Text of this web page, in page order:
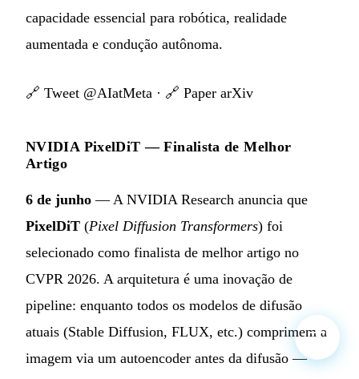
capacidade essencial para robótica, realidade
aumentada e condução autônoma.
🔗 Tweet @AIatMeta · 🔗 Paper arXiv
NVIDIA PixelDiT — Finalista de Melhor
Artigo
6 de junho — A NVIDIA Research anuncia que
PixelDiT (Pixel Diffusion Transformers) foi
selecionado como finalista de melhor artigo no
CVPR 2026. A arquitetura é uma inovação de
pipeline: enquanto todos os modelos de difusão
atuais (Stable Diffusion, FLUX, etc.) comprimem a
imagem via um autoencoder antes da difusão —